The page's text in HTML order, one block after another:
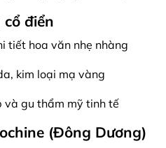
điển
tiết hoa văn nhẹ nhàng
kim loại mạ vàng
và gu thẩm mỹ tinh tế
(Đông Dương)